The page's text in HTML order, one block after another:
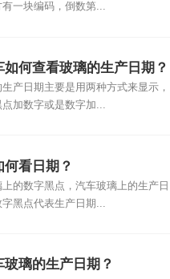
一块编码，倒数第...
如何查看玻璃的生产日期？
产日期主要是用两种方式来显示，
加数字或是数字加...
看日期？
的数字黑点，汽车玻璃上的生产日
黑点代表生产日期...
玻璃的生产日期？